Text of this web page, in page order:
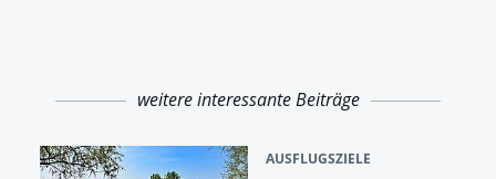
weitere interessante Beiträge
AUSFLUGSZIELE